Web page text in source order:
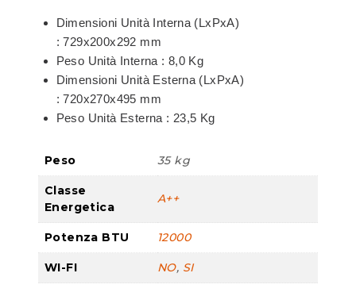
Dimensioni Unità Interna (LxPxA)
: 729x200x292 mm
Peso Unità Interna : 8,0 Kg
Dimensioni Unità Esterna (LxPxA)
: 720x270x495 mm
Peso Unità Esterna : 23,5 Kg
Peso 35 kg
Classe
Energetica
A++
Potenza BTU 12000
WI-FI NO, SI